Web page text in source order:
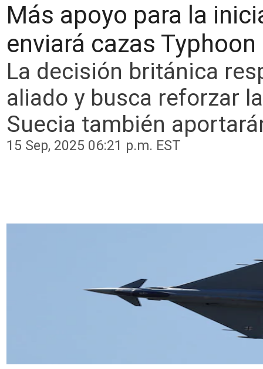
Más apoyo para la
enviará cazas
La decisión británica
aliado y busca reforzar
Suecia también
15 Sep, 2025 06:21 p.m. EST